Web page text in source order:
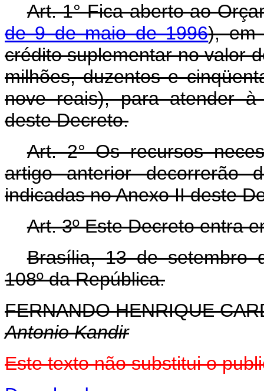
Art. 1° Fica aberto ao
de 9 de maio de 1996), em
crédito suplementar no valor
milhões, duzentos e
nove reais), para atender
deste Decreto.
Art. 2° Os recursos
artigo anterior decorrerão
indicadas no Anexo II deste
Art. 3º Este Decreto entra
Brasília, 13 de setembro
108º da República.
FERNANDO HENRIQUE
Antonio Kandir
Este texto não substitui o